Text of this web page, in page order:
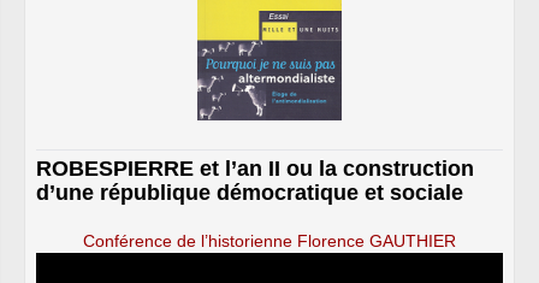
ROBESPIERRE et l’an II ou la construction
d’une république démocratique et sociale
Conférence de l’historienne Florence GAUTHIER